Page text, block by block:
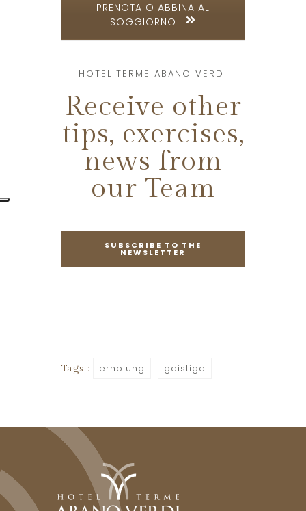
PRENOTA O ABBINA AL
SOGGIORNO
HOTEL TERME ABANO VERDI
Receive other
tips, exercises,
news from
our Team
SUBSCRIBE TO THE
NEWSLETTER
Tags : erholung geistige